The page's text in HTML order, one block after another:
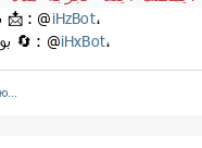
🤖︙بوت تيلوني 📩 : @iHzBot،
🤖︙بوت التحميل 🔄 : @iHxBot،